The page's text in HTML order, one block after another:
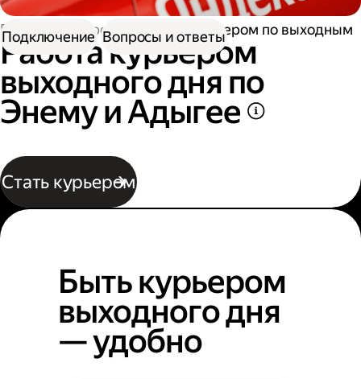
Работа курьером Работа курьером по выходным
Работа курьером
выходного дня по
Энему и Адыгее
Стать курьером
Подключение Вопросы и ответы
Быть курьером
выходного дня
— удобно